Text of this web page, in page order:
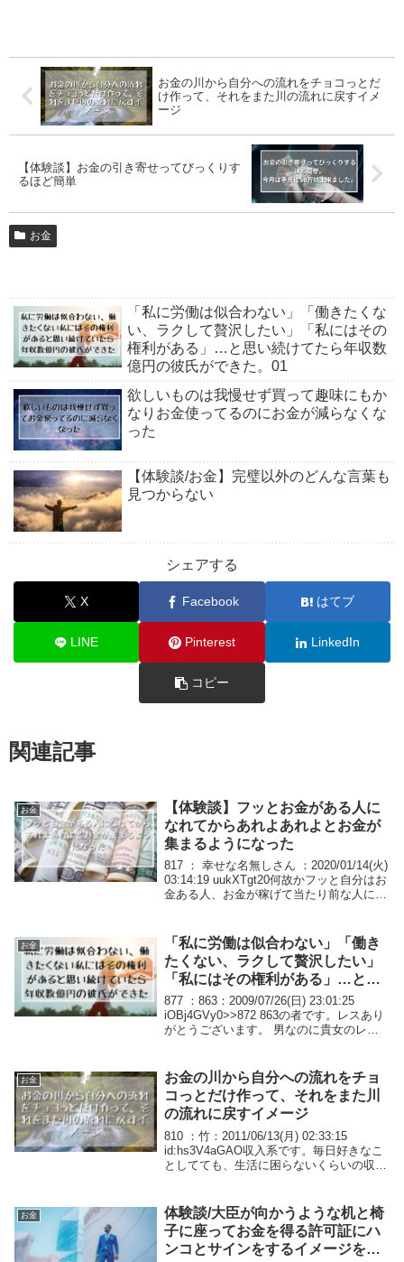
お金の川から自分への流れをチョコっとだ
け作って、それをまた川の流れに戻すイメ
ージ
【体験談】お金の引き寄せってびっくりす
るほど簡単
お金
「私に労働は似合わない」「働きたくな
い、ラクして贅沢したい」「私にはその
権利がある」…と思い続けてたら年収数
億円の彼氏ができた。01
欲しいものは我慢せず買って趣味にもか
なりお金使ってるのにお金が減らなくな
った
【体験談/お金】完璧以外のどんな言葉も
見つからない
シェアする
X Facebook はてブ
LINE Pinterest LinkedIn
コピー
関連記事
お金
【体験談】フッとお金がある人に
なれてからあれよあれよとお金が
集まるようになった
817 ： 幸せな名無しさん ：2020/01/14(火)
03:14:19 uukXTgt20何故かフッと自分はお
金ある人、お金が稼げて当たり前な人にな
たとか分か...
お金
「私に労働は似合わない」「働き
たくない、ラクして贅沢したい」
「私にはその権利がある」…と思
い続けてたら年収数億円の彼氏が
できた。02
877 ：863：2009/07/26(日) 23:01:25
iOBj4GVy0>>872 863の者です。レスあり
がとうございます。 男なのに貴女のレス
に花を贈...
お金
お金の川から自分への流れをチョ
コっとだけ作って、それをまた川
の流れに戻すイメージ
810 ：竹：2011/06/13(月) 02:33:15
id:hs3V4aGAO収入系です。毎日好きなこ
としてても、生活に困らないくらいの収入
ないで叶いました。...
お金
体験談/大臣が向かうような机と椅
子に座ってお金を得る許可証にハ
ンコとサインをするイメージを毎